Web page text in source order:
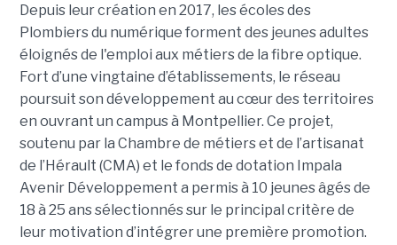
Depuis leur création en 2017, les écoles des
Plombiers du numérique forment des jeunes adultes
éloignés de l'emploi aux métiers de la fibre optique.
Fort d’une vingtaine d’établissements, le réseau
poursuit son développement au cœur des territoires
en ouvrant un campus à Montpellier. Ce projet,
soutenu par la Chambre de métiers et de l’artisanat
de l’Hérault (CMA) et le fonds de dotation Impala
Avenir Développement a permis à 10 jeunes âgés de
18 à 25 ans sélectionnés sur le principal critère de
leur motivation d’intégrer une première promotion.